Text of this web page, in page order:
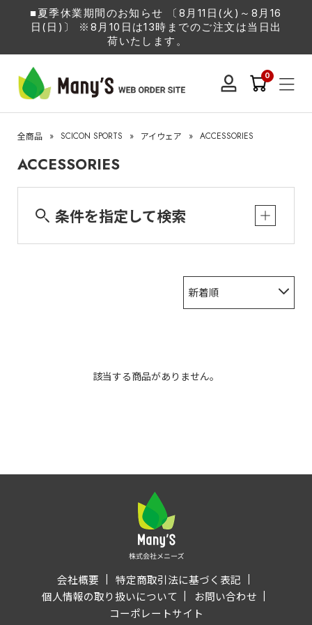
■夏季休業期間のお知らせ 〔8月11日(火)～8月16
日(日)〕 ※8月10日は13時までのご注文は当日出
荷いたします。
0
全商品 » SCICON SPORTS » アイウェア » ACCESSORIES
ACCESSORIES
条件を指定して検索
新着順
該当する商品がありません。
会社概要
特定商取引法に基づく表記
個人情報の取り扱いについて
お問い合わせ
コーポレートサイト